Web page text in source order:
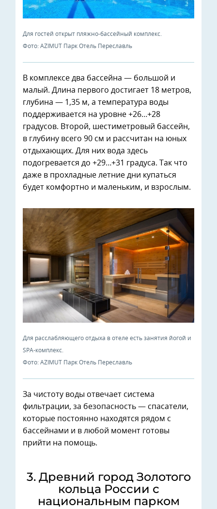
Для гостей открыт пляжно-бассейный комплекс.
Фото: AZIMUT Парк Отель Переславль
В комплексе два бассейна — большой и
малый. Длина первого достигает 18 метров,
глубина — 1,35 м, а температура воды
поддерживается на уровне +26…+28
градусов. Второй, шестиметровый бассейн,
в глубину всего 90 см и рассчитан на юных
отдыхающих. Для них вода здесь
подогревается до +29…+31 градуса. Так что
даже в прохладные летние дни купаться
будет комфортно и маленьким, и взрослым.
Для расслабляющего отдыха в отеле есть занятия йогой и
SPA-комплекс.
Фото: AZIMUT Парк Отель Переславль
За чистоту воды отвечает система
фильтрации, за безопасность — спасатели,
которые постоянно находятся рядом с
бассейнами и в любой момент готовы
прийти на помощь.
3. Древний город Золотого
кольца России с
национальным парком